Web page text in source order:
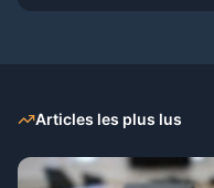
Articles les plus lus